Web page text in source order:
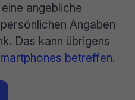
angebliche
Angaben
Das kann übrigens
betreffen.